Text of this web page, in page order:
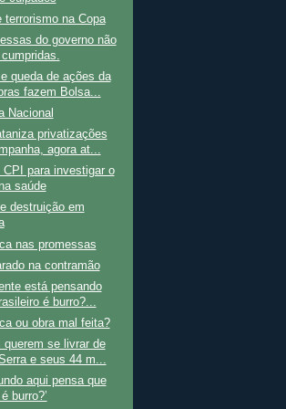
terrorismo na Copa
do governo não
e queda de ações da
fazem Bolsa...
Nacional
privatizações
agora at...
CPI para investigar o
saúde
destruição em
nas promessas
na contramão
está pensando
é burro?...
ou obra mal feita?
querem se livrar de
e seus 44 m...
aqui pensa que
burro?’